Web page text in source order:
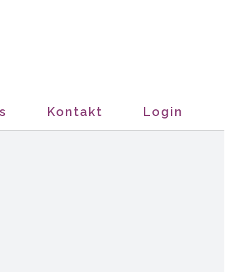
Kontakt Login